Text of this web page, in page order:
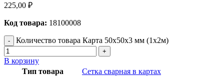
225,00 ₽
Код товара: 18100008
Количество товара Карта 50х50х3 мм (1х2м)
В корзину
Тип товара
Сетка сварная в картах